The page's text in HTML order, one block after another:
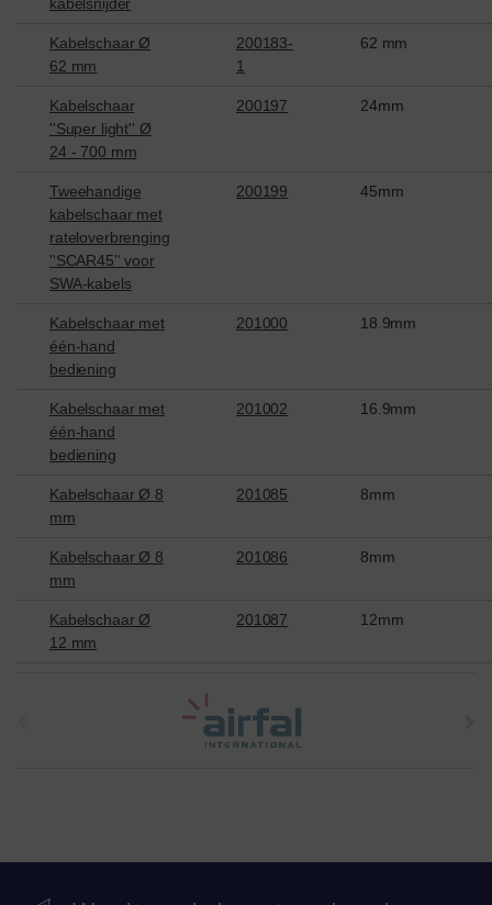
Kabelschaar Ø
62 mm
200183-
1
62 mm
Kabelschaar
''Super light'' Ø
24 - 700 mm
200197 24mm
Tweehandige
kabelschaar met
rateloverbrenging
''SCAR45'' voor
SWA-kabels
200199 45mm
Kabelschaar met
één-hand
bediening
201000 18.9mm
Kabelschaar met
één-hand
bediening
201002 16.9mm
Kabelschaar Ø 8
mm
201085 8mm
Kabelschaar Ø 8
mm
201086 8mm
Kabelschaar Ø
12 mm
201087 12mm
r